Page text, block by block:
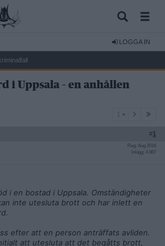
LOGGA IN
i Uppsala – en anhållen
#1
Reg: Aug 2016
Inlägg: 4 867
i en bostad i Uppsala. Omständigheter
inte utesluta brott och har inlett en
efter att en person anträffats avliden.
att utesluta att det begåtts brott,